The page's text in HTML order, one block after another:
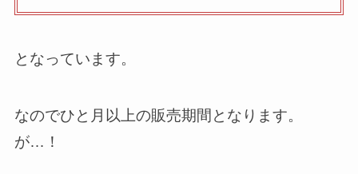
となっています。
なのでひと月以上の販売期間となります。
が…！